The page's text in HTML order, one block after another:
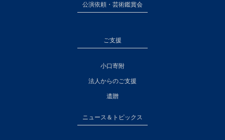
公演依頼・芸術鑑賞会
ご支援
小口寄附
法人からのご支援
遺贈
ニュース＆トピックス